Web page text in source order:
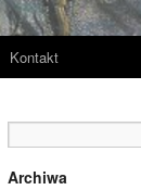
Kontakt
Archiwa